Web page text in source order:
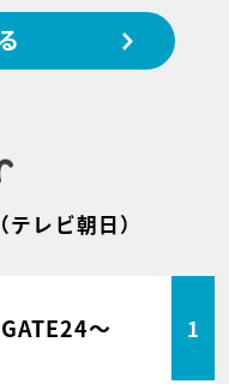
（テレビ朝日）
～ 1